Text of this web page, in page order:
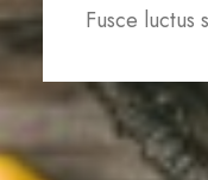
Fusce luctus